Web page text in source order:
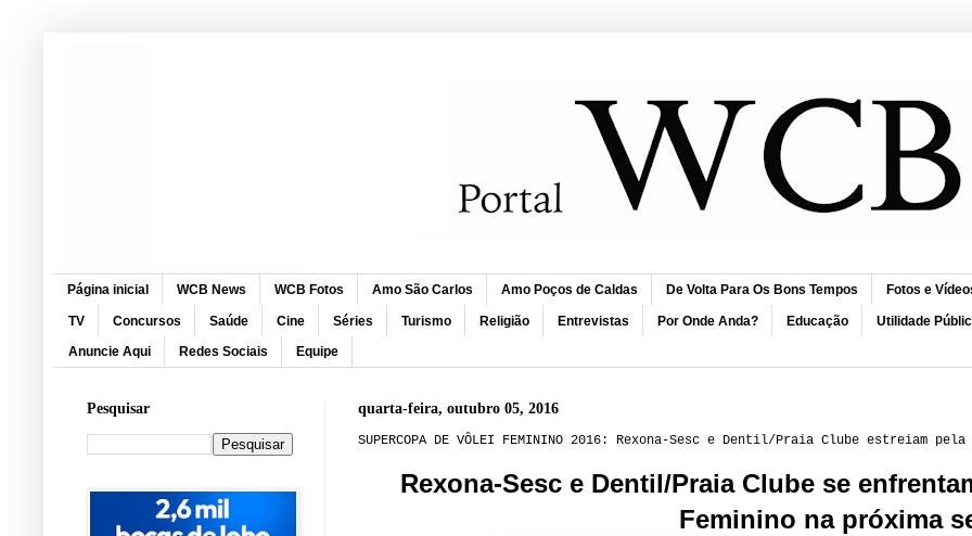
Página inicial WCB News WCB Fotos Amo São Carlos Amo Poços de Caldas De Volta Para Os Bons Tempos Fotos e
TV Concursos Saúde Cine Séries Turismo Religião Entrevistas Por Onde Anda? Educação Utilidade
Anuncie Aqui Redes Sociais Equipe
quarta-feira, outubro 05, 2016
SUPERCOPA DE VÔLEI FEMININO 2016: Rexona-Sesc e Dentil/Praia Clube estreiam
Rexona-Sesc e Dentil/Praia Clube se
Feminino na próxima
Pesquisar